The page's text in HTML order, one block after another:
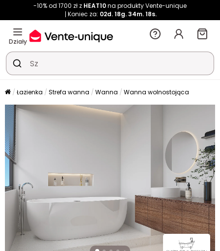
-10% od 1700 zł z HEAT10na produkty Vente-unique
Koniec za: 02d.18g.34m.18s.
Działy
Łazienka Strefa wanna Wanna Wanna wolnostojąca